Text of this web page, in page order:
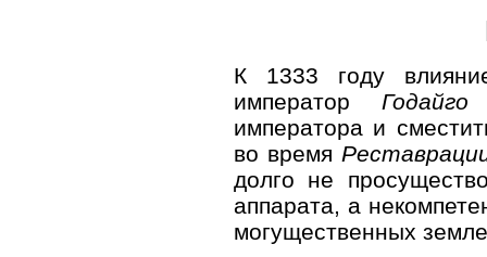
К 1333 году
император Годайго
императора и
во время
долго не
аппарата, а
могущественных